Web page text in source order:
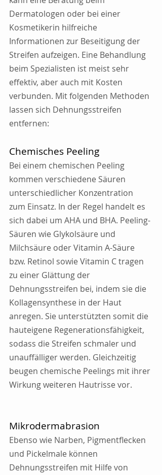
Dermatologen oder bei einer
Kosmetikerin hilfreiche
Informationen zur Beseitigung der
Streifen aufzeigen. Eine Behandlung
beim Spezialisten ist meist sehr
effektiv, aber auch mit Kosten
verbunden. Mit folgenden Methoden
lassen sich Dehnungsstreifen
entfernen:
Chemisches Peeling
Bei einem chemischen Peeling
kommen verschiedene Säuren
unterschiedlicher Konzentration
zum Einsatz. In der Regel handelt es
sich dabei um AHA und BHA. Peeling-
Säuren wie Glykolsäure und
Milchsäure oder Vitamin A-Säure
bzw. Retinol sowie Vitamin C tragen
zu einer Glättung der
Dehnungsstreifen bei, indem sie die
Kollagensynthese in der Haut
anregen. Sie unterstützten somit die
hauteigene Regenerationsfähigkeit,
sodass die Streifen schmaler und
unauffälliger werden. Gleichzeitig
beugen chemische Peelings mit ihrer
Wirkung weiteren Hautrisse vor.
Mikrodermabrasion
Ebenso wie Narben, Pigmentflecken
und Pickelmale können
Dehnungsstreifen mit Hilfe von